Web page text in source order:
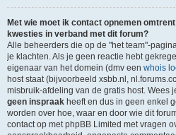
Met wie moet ik contact opnemen
kwesties in verband met dit forum?
Alle beheerders die op de "het team"-
je klachten. Als je geen reactie hebt
eigenaar van het domein (dmv een whois
host staat (bijvoorbeeld xsbb.nl,
misbruik-afdeling van de gratis host. Wees
geen inspraak heeft en dus in geen enkel
worden over hoe, waar en door wie dit
contact op met phpBB Limited met vragen